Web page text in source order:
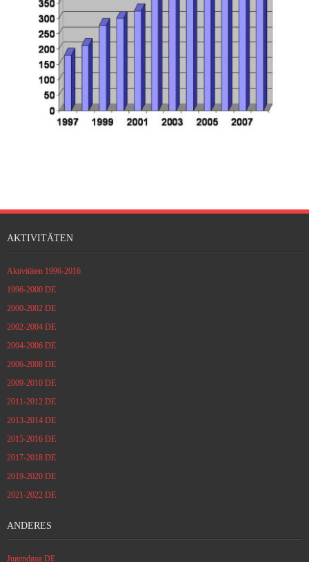
Über Bitola
Kontakte
Deutsch
AKTIVITÄTEN
Aktivitäten 1996-2016
1996-2000 DE
2000-2002 DE
2002-2004 DE
2004-2006 DE
2006-2008 DE
2009-2010 DE
2011-2012 DE
2013-2014 DE
2015-2016 DE
2017-2018 DE
2019-2020 DE
2021-2022 DE
ANDERES
Jugendgag DE